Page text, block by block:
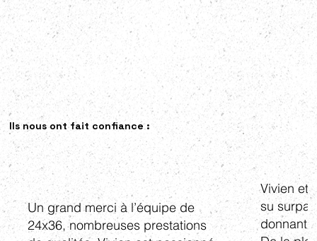
Un grand merci à l’équipe de
24x36, nombreuses prestations
Vivien et
su
donnant
Ils nous ont fait confiance :